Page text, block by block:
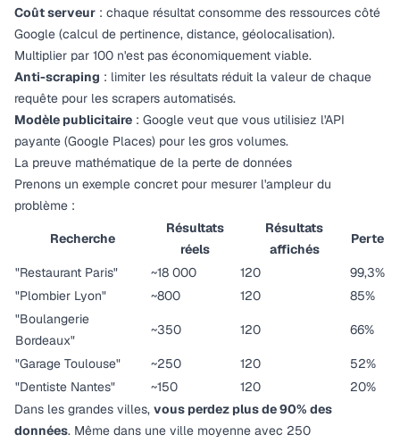
Coût serveur : chaque résultat consomme des ressources côté
Google (calcul de pertinence, distance, géolocalisation).
Multiplier par 100 n'est pas économiquement viable.
Anti-scraping : limiter les résultats réduit la valeur de chaque
requête pour les scrapers automatisés.
Modèle publicitaire : Google veut que vous utilisiez l'API
payante (Google Places) pour les gros volumes.
La preuve mathématique de la perte de données
Prenons un exemple concret pour mesurer l'ampleur du
problème :
Recherche
Résultats
réels
Résultats
affichés
Perte
"Restaurant Paris" ~18 000 120
99,3%
"Plombier Lyon"
~800 120
85%
"Boulangerie
Bordeaux"
~350 120 66%
"Garage Toulouse" ~250 120
52%
"Dentiste Nantes"
~150 120
20%
Dans les grandes villes, vous perdez plus de 90% des
données. Même dans une ville moyenne avec 250